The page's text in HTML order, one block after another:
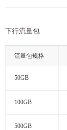
下行流量包
流量包规格
50GB
100GB
500GB